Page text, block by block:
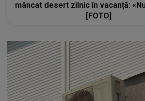
mâncat desert zilnic în vacanță:
[FOTO]